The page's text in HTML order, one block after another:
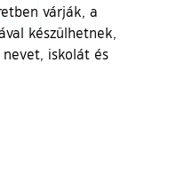
várják, a
készülhetnek,
iskolát és